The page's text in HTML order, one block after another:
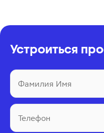
Устроиться
Фамилия Имя
Телефон